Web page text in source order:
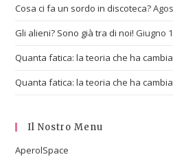
Cosa ci fa un sordo in discoteca?
Gli alieni? Sono già tra di noi! Giugno
Quanta fatica: la teoria che ha
Quanta fatica: la teoria che ha
Il Nostro Menu
AperolSpace